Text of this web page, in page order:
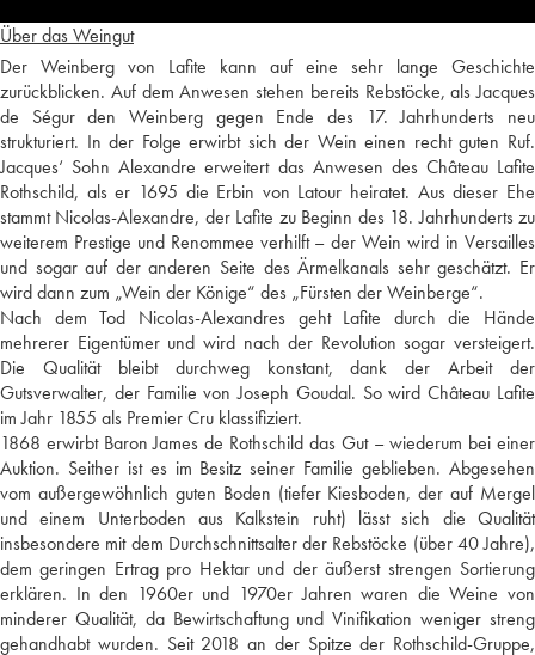
Über das Weingut
Der Weinberg von Lafite kann auf eine sehr lange Geschichte
zurückblicken. Auf dem Anwesen stehen bereits Rebstöcke, als Jacques
de Ségur den Weinberg gegen Ende des 17. Jahrhunderts neu
strukturiert. In der Folge erwirbt sich der Wein einen recht guten Ruf.
Jacques‘ Sohn Alexandre erweitert das Anwesen des Château Lafite
Rothschild, als er 1695 die Erbin von Latour heiratet. Aus dieser Ehe
stammt Nicolas-Alexandre, der Lafite zu Beginn des 18. Jahrhunderts zu
weiterem Prestige und Renommee verhilft – der Wein wird in Versailles
und sogar auf der anderen Seite des Ärmelkanals sehr geschätzt. Er
wird dann zum „Wein der Könige“ des „Fürsten der Weinberge“.
Nach dem Tod Nicolas-Alexandres geht Lafite durch die Hände
mehrerer Eigentümer und wird nach der Revolution sogar versteigert.
Die Qualität bleibt durchweg konstant, dank der Arbeit der
Gutsverwalter, der Familie von Joseph Goudal. So wird Château Lafite
im Jahr 1855 als Premier Cru klassifiziert.
1868 erwirbt Baron James de Rothschild das Gut – wiederum bei einer
Auktion. Seither ist es im Besitz seiner Familie geblieben. Abgesehen
vom außergewöhnlich guten Boden (tiefer Kiesboden, der auf Mergel
und einem Unterboden aus Kalkstein ruht) lässt sich die Qualität
insbesondere mit dem Durchschnittsalter der Rebstöcke (über 40 Jahre),
dem geringen Ertrag pro Hektar und der äußerst strengen Sortierung
erklären. In den 1960er und 1970er Jahren waren die Weine von
minderer Qualität, da Bewirtschaftung und Vinifikation weniger streng
gehandhabt wurden. Seit 2018 an der Spitze der Rothschild-Gruppe,